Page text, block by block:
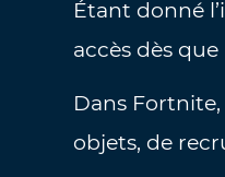
Étant donné
accès dès que
Dans
objets, de